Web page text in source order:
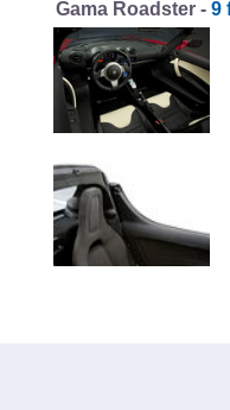
Gama Roadster - 9